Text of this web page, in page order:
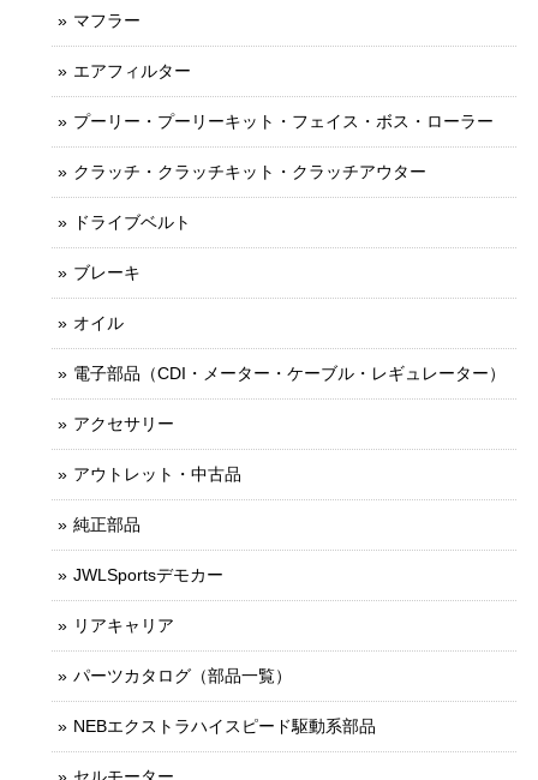
マフラー
エアフィルター
プーリー・プーリーキット・フェイス・ボス・ローラー
クラッチ・クラッチキット・クラッチアウター
ドライブベルト
ブレーキ
オイル
電子部品（CDI・メーター・ケーブル・レギュレーター）
アクセサリー
アウトレット・中古品
純正部品
JWLSportsデモカー
リアキャリア
パーツカタログ（部品一覧）
NEBエクストラハイスピード駆動系部品